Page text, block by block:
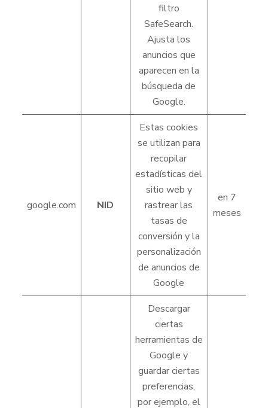
filtro
SafeSearch.
Ajusta los
anuncios que
aparecen en la
búsqueda de
Google.
google.com NID
Estas cookies
se utilizan para
recopilar
estadísticas del
sitio web y
rastrear las
tasas de
conversión y la
personalización
de anuncios de
Google
en 7
meses
Descargar
ciertas
herramientas de
Google y
guardar ciertas
preferencias,
por ejemplo, el